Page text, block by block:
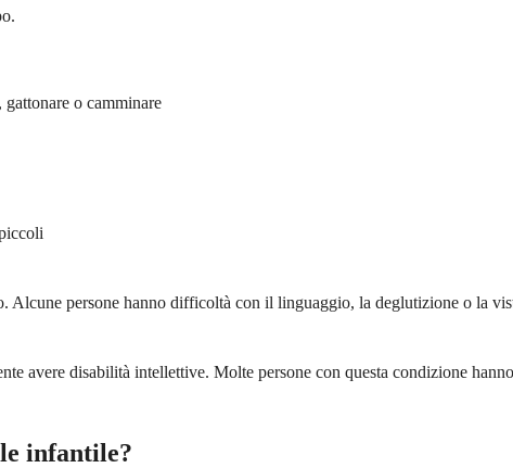
o camminare
persone hanno difficoltà con il linguaggio, la deglutizione o la
avere disabilità intellettive. Molte persone con questa condizione
infantile?